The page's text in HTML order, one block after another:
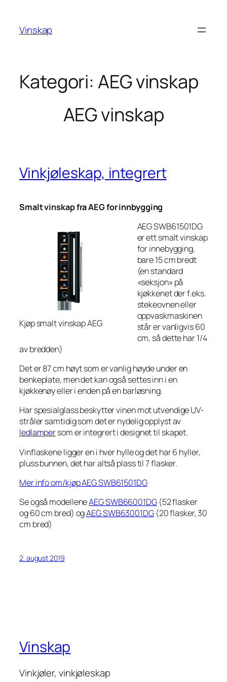
innhold
Vinskap
Kategori: AEG vinskap
AEG vinskap
Vinkjøleskap, integrert
Smalt vinskap fra AEG for innbygging
Kjøp smalt vinskap AEG
AEG SWB61501DG
er ett smalt vinskap
for innebygging,
bare 15 cm bredt
(en standard
«seksjon» på
kjøkkenet der f.eks.
stekeovnen eller
oppvaskmaskinen
står er vanligvis 60
cm, så dette har 1/4
av bredden)
Det er 87 cm høyt som er vanlig høyde under en
benkeplate, men det kan også settes inn i en
kjøkkenøy eller i enden på en barløsning.
Har spesialglass beskytter vinen mot utvendige UV-
stråler samtidig som det er nydelig opplyst av
ledlampersom er integrert i designet til skapet.
Vinflaskene ligger en i hver hylle og det har 6 hyller,
pluss bunnen, det har altså plass til 7 flasker.
Mer info om/kjøp AEG SWB61501DG
Se også modelleneAEG SWB66001DG(52 flasker
og 60 cm bred) ogAEG SWB63001DG(20 flasker, 30
cm bred)
2. august 2019
Vinskap
Vinkjøler, vinkjøleskap